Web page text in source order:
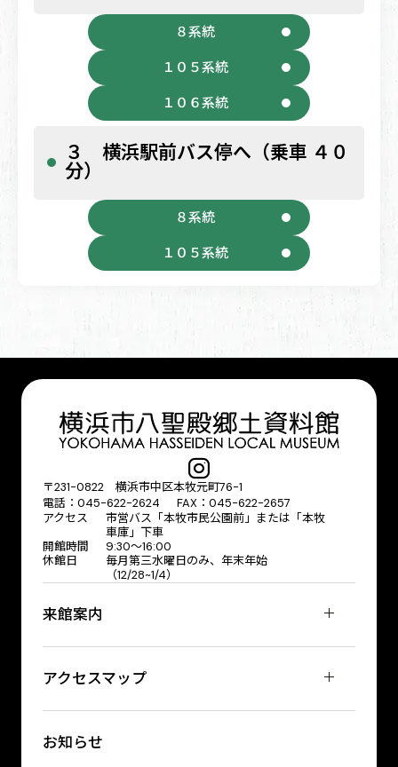
８系統
１０５系統
１０６系統
３ 横浜駅前バス停へ（乗車 ４０
分）
８系統
１０５系統
〒231-0822 横浜市中区本牧元町76-1
電話：045-622-2624 FAX：045-622-2657
アクセス
市営バス「本牧市民公園前」または「本牧
車庫」下車
開館時間
9:30〜16:00
休館日
毎月第三水曜日のみ、年末年始
（12/28~1/4）
来館案内
アクセスマップ
お知らせ